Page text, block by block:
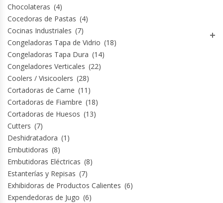
Planchas Churrasqueras
Procesadoras De Alimentos
Puntos De Venta
Rallador De Pan
Ralladoras De Queso
Rebanadoras De Pan De Molde
Refrigeradores Industriales
Repuestos Hornos Turbos
Chocolateras (4)
Cocedoras de Pastas (4)
Cocinas Industriales (7)
Congeladoras Tapa de Vidrio (18)
Congeladoras Tapa Dura (14)
Congeladores Verticales (22)
Coolers / Visicoolers (28)
Cortadoras de Carne (11)
Cortadoras de Fiambre (18)
Cortadoras de Huesos (13)
Cutters (7)
Deshidratadora (1)
Embutidoras (8)
Embutidoras Eléctricas (8)
Estanterías y Repisas (7)
Exhibidoras de Productos Calientes (6)
Expendedoras de Jugo (6)